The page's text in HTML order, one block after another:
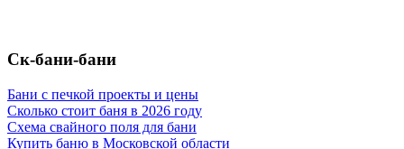
Ск-бани-бани
Бани с печкой проекты и цены
Сколько стоит баня в 2026 году
Схема свайного поля для бани
Купить баню в Московской области